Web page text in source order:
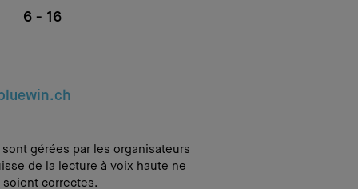
6 - 16
gérées par les organisateurs
de la lecture à voix haute ne
soient correctes.